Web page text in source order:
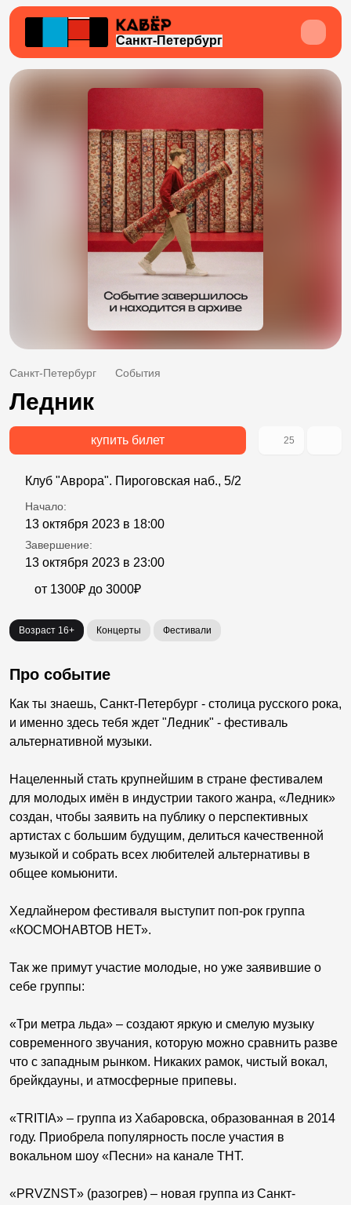
Санкт-Петербург
Санкт-Петербург События
Ледник
купить билет 25
Клуб "Аврора". Пироговская наб., 5/2
Начало:
13 октября 2023 в 18:00
Завершение:
13 октября 2023 в 23:00
от 1300₽ до 3000₽
Возраст 16+ Концерты Фестивали
Про событие
Как ты знаешь, Санкт-Петербург - столица русского рока,
и именно здесь тебя ждет "Ледник" - фестиваль
альтернативной музыки.
Нацеленный стать крупнейшим в стране фестивалем
для молодых имён в индустрии такого жанра, «Ледник»
создан, чтобы заявить на публику о перспективных
артистах с большим будущим, делиться качественной
музыкой и собрать всех любителей альтернативы в
общее комьюнити.
Хедлайнером фестиваля выступит поп-рок группа
«КОСМОНАВТОВ НЕТ».
Так же примут участие молодые, но уже заявившие о
себе группы:
«Три метра льда» – создают яркую и смелую музыку
современного звучания, которую можно сравнить разве
что с западным рынком. Никаких рамок, чистый вокал,
брейкдауны, и атмосферные припевы.
«TRITIA» – группа из Хабаровска, образованная в 2014
году. Приобрела популярность после участия в
вокальном шоу «Песни» на канале ТНТ.
«PRVZNST» (разогрев) – новая группа из Санкт-